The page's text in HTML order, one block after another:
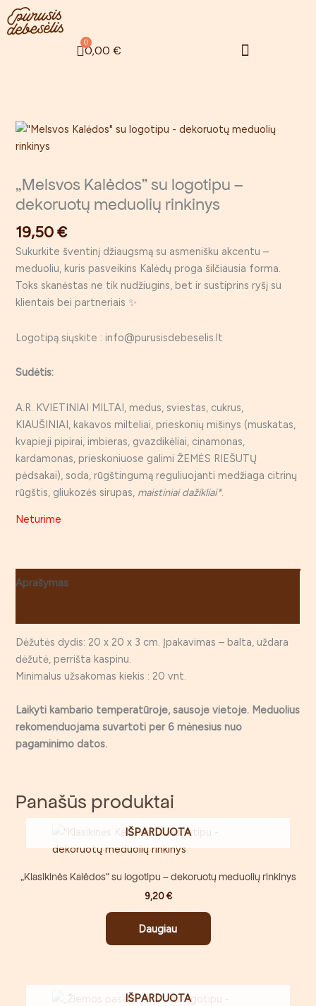
Pereiti
prie
0,00 €
0
Cart Menu
„Melsvos Kalėdos” su logotipu –
dekoruotų meduolių rinkinys
19,50€
Sukurkite šventinį džiaugsmą su asmenišku akcentu –
meduoliu, kuris pasveikins Kalėdų proga šilčiausia forma.
Toks skanėstas ne tik nudžiugins, bet ir sustiprins ryšį su
klientais bei partneriais ✨
Logotipą siųskite : info@purusisdebeselis.lt
Sudėtis:
A.R. KVIETINIAI MILTAI, medus, sviestas, cukrus,
KIAUŠINIAI, kakavos milteliai, prieskonių mišinys (muskatas,
kvapieji pipirai, imbieras, gvazdikėliai, cinamonas,
kardamonas, prieskoniuose galimi ŽEMĖS RIEŠUTŲ
pėdsakai), soda, rūgštingumą reguliuojanti medžiaga citrinų
rūgštis, gliukozės sirupas, maistiniai dažikliai*.
Neturime
Aprašymas
Dėžutės dydis: 20 x 20 x 3 cm. Įpakavimas – balta, uždara
dėžutė, perrišta kaspinu.
Minimalus užsakomas kiekis : 20 vnt.
Laikyti kambario temperatūroje, sausoje vietoje. Meduolius
rekomenduojama suvartoti per 6 mėnesius nuo
pagaminimo datos.
Panašūs produktai
IŠPARDUOTA
„Klasikinės Kalėdos” su logotipu – dekoruotų meduolių rinkinys
9,20€
Daugiau
IŠPARDUOTA